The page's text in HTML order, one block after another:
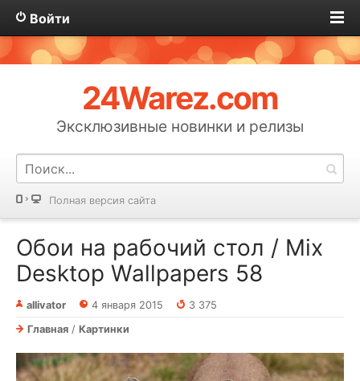
Войти
24Warez.com
Эксклюзивные новинки и релизы
Полная версия сайта
Обои на рабочий стол / Mix
Desktop Wallpapers 58
allivator 4 января 2015
3 375
Главная / Картинки